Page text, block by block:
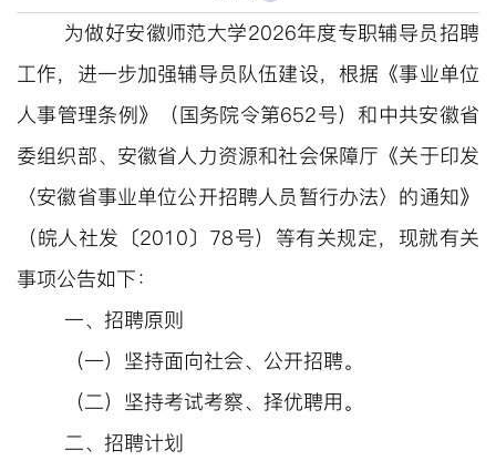
为做好安徽师范大学2026年度专职辅导员招聘
工作，进一步加强辅导员队伍建设，根据《事业单位
人事管理条例》（国务院令第652号）和中共安徽省
委组织部、安徽省人力资源和社会保障厅《关于印发
〈安徽省事业单位公开招聘人员暂行办法〉的通知》
（皖人社发〔2010〕78号）等有关规定，现就有关
事项公告如下：
一、招聘原则
（一）坚持面向社会、公开招聘。
（二）坚持考试考察、择优聘用。
二、招聘计划